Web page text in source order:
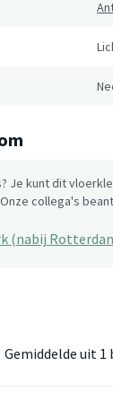
Je kunt dit
collega's
(nabij
Gemiddelde uit 1